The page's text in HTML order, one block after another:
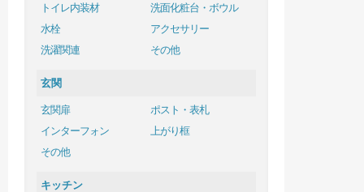
トイレ内装材
洗面化粧台・ボウル
水栓
アクセサリー
洗濯関連
その他
玄関
玄関扉
ポスト・表札
インターフォン
上がり框
その他
キッチン